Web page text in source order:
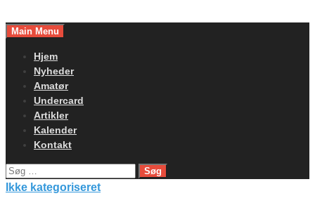
toMain Menu
Hjem
Nyheder
Amatør
Undercard
Artikler
Kalender
Kontakt
Søg
efter:
Ikke kategoriseret